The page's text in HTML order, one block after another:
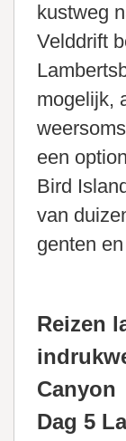
kustweg
Velddrift
mogelijk,
een
Bird
van
genten
Reizen
Canyon
Dag 5